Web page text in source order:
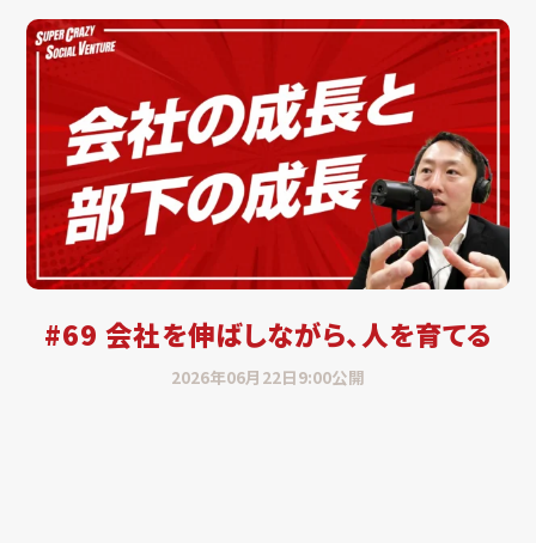
#69 会社を伸ばしながら、人を育てる
2026年06月22日9:00公開